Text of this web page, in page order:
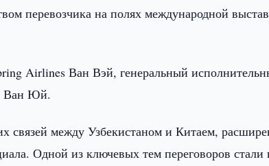
перевозчика на полях международной
Airlines Ван Вэй, генеральный
Ван Юй.
связей между Узбекистаном и Китаем,
Одной из ключевых тем переговоров